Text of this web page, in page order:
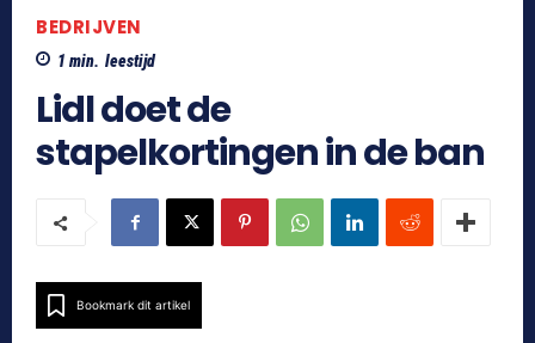
BEDRIJVEN
1 min. leestijd
Lidl doet de
stapelkortingen in de ban
Bookmark dit artikel